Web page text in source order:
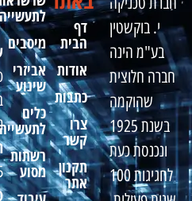
י. בוקשטין
בע"מ הינה
חברה חלוצית
שהוקמה
בשנת 1925
ונכנסת כעת
לחגיגות 100
דף
הבית
אודות
כתבות
צרו
קשר
תקנון
אתר
לתעשייה
מיסבים
אביזרי
שינוע
כלים
לתעשייה
רשתות
מסוע